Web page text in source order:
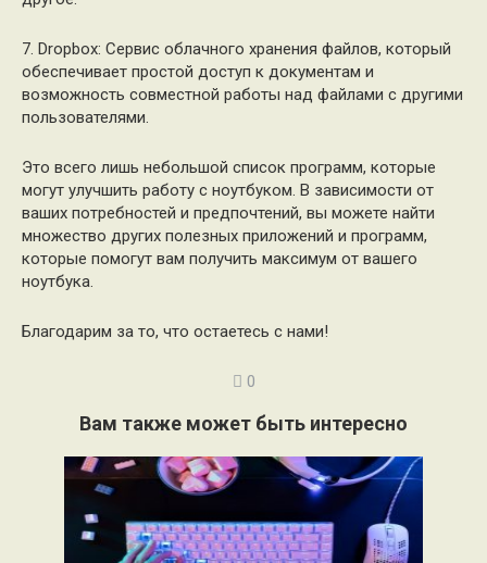
7. Dropbox: Сервис облачного хранения файлов, который
обеспечивает простой доступ к документам и
возможность совместной работы над файлами с другими
пользователями.
Это всего лишь небольшой список программ, которые
могут улучшить работу с ноутбуком. В зависимости от
ваших потребностей и предпочтений, вы можете найти
множество других полезных приложений и программ,
которые помогут вам получить максимум от вашего
ноутбука.
Благодарим за то, что остаетесь с нами!
0
Вам также может быть интересно